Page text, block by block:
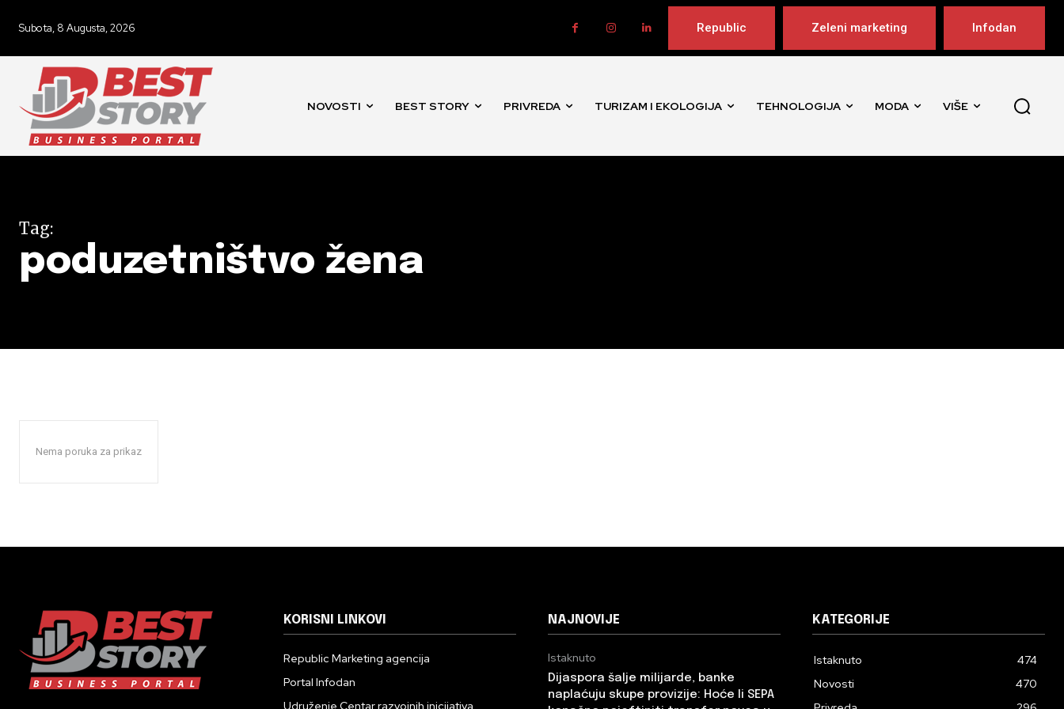
Subota, 8 Augusta, 2026 Republic Zeleni marketing Infodan
NOVOSTI BEST STORY PRIVREDA TURIZAM I EKOLOGIJA TEHNOLOGIJA MODA VIŠE
Tag:
poduzetništvo žena
Nema poruka za prikaz
KORISNI LINKOVI
Republic Marketing agencija
Portal Infodan
Udruženje Centar razvojnih inicijativa
NAJNOVIJE
Istaknuto
Dijaspora šalje milijarde, banke
naplaćuju skupe provizije: Hoće li SEPA
KATEGORIJE
Istaknuto
474
Novosti
470